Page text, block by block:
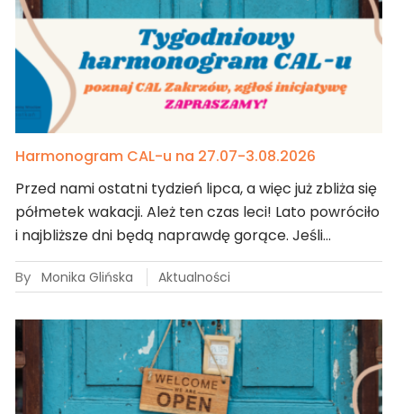
Harmonogram CAL-u na 27.07-3.08.2026
Przed nami ostatni tydzień lipca, a więc już zbliża się
półmetek wakacji. Ależ ten czas leci! Lato powróciło
i najbliższe dni będą naprawdę gorące. Jeśli…
By Monika Glińska Aktualności